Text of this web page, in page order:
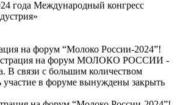
на форум “Молоко России-2024”!
на форум МОЛОКО РОССИИ -
В связи с большим количеством
в форуме вынуждены закрыть